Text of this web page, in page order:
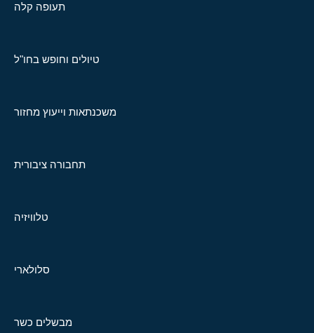
תעופה קלה
טיולים וחופש בחו"ל
משכנתאות וייעוץ מחזור
תחבורה ציבורית
טלוויזיה
סלולארי
מבשלים כשר